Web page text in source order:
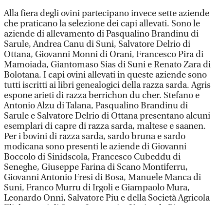
Alla fiera degli ovini partecipano invece sette aziende
che praticano la selezione dei capi allevati. Sono le
aziende di allevamento di Pasqualino Brandinu di
Sarule, Andrea Canu di Suni, Salvatore Delrio di
Ottana, Giovanni Monni di Orani, Francesco Pira di
Mamoiada, Giantomaso Sias di Suni e Renato Zara di
Bolotana. I capi ovini allevati in queste aziende sono
tutti iscritti ai libri genealogici della razza sarda. Agris
espone arieti di razza berrichon du cher. Stefano e
Antonio Alzu di Talana, Pasqualino Brandinu di
Sarule e Salvatore Delrio di Ottana presentano alcuni
esemplari di capre di razza sarda, maltese e saanen.
Per i bovini di razza sarda, sardo bruna e sardo
modicana sono presenti le aziende di Giovanni
Boccolo di Sinidscola, Francesco Cubeddu di
Seneghe, Giuseppe Farina di Scano Montiferru,
Giovanni Antonio Fresi di Bosa, Manuele Manca di
Suni, Franco Murru di Irgoli e Giampaolo Mura,
Leonardo Onni, Salvatore Piu e della Società Agricola